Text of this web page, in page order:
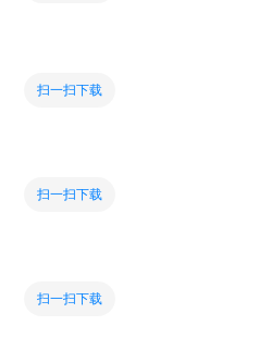
扫一扫下载
扫一扫下载
扫一扫下载